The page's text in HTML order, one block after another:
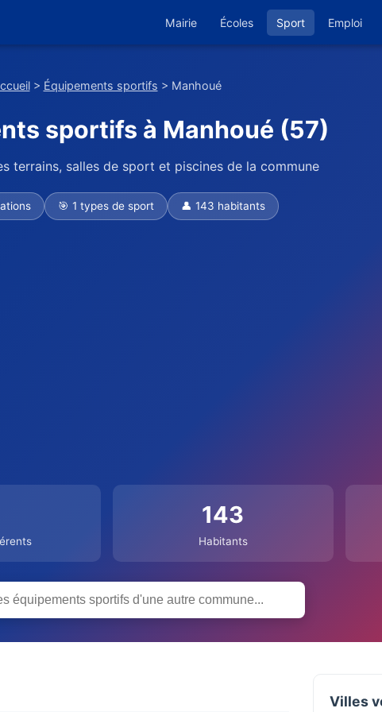
Mairie Écoles Sport Emploi
> Équipements sportifs > Manhoué
sportifs à Manhoué (57)
terrains, salles de sport et piscines de la commune
🎯 1 types de sport 👤 143 habitants
143
Habitants
Villes